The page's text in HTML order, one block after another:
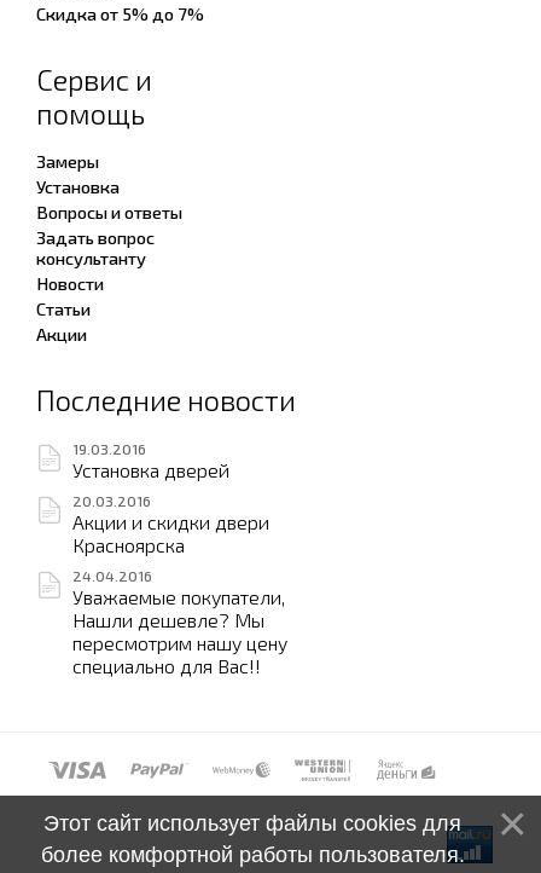
Скидка от 5% до 7%
Сервис и
помощь
Замеры
Установка
Вопросы и ответы
Задать вопрос
консультанту
Новости
Статьи
Акции
Последние новости
19.03.2016
Установка дверей
20.03.2016
Акции и скидки двери
Красноярска
24.04.2016
Уважаемые покупатели,
Нашли дешевле? Мы
пересмотрим нашу цену
специально для Вас!!
Этот сайт использует файлы cookies для
более комфортной работы пользователя.